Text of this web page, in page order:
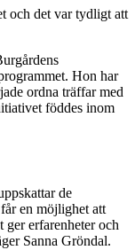
och det var tydligt att
Hon har
ordna träffar med
föddes inom
de
en möjlighet att
ger erfarenheter och
Sanna Gröndal.